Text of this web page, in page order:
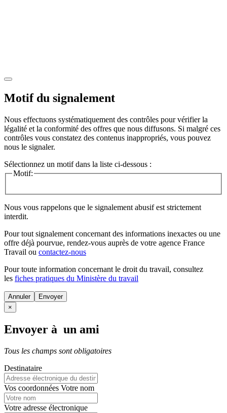
Motif du signalement
Nous effectuons systématiquement des contrôles pour vérifier la
légalité et la conformité des offres que nous diffusons. Si malgré ces
contrôles vous constatez des contenus inappropriés, vous pouvez
nous le signaler.
Sélectionnez un motif dans la liste ci-dessous :
Motif:
Nous vous rappelons que le signalement abusif est strictement
interdit.
Pour tout signalement concernant des informations inexactes ou une
offre déjà pourvue, rendez-vous auprès de votre agence France
Travail ou contactez-nous
Pour toute information concernant le droit du travail, consultez
les fiches pratiques du Ministère du travail
Annuler
×
Envoyer à un ami
Tous les champs sont obligatoires
Destinataire
Vos coordonnées Votre nom
Votre adresse électronique